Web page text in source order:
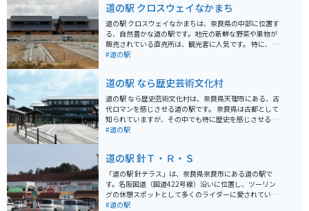
道の駅 クロスウェイなかまち
道の駅 クロスウェイなかまちは、奈良県の中部に位置す
る、自然豊かな道の駅です。地元の新鮮な野菜や果物が
販売されている直売所は、観光客に人気です。 特に、奈
良県産のブランドイチゴ「あすかルビー」や「古都華」
の駅周辺には、歴史的な寺院や美しい自然を楽しめるス
ポットが点在しているので、ツーリングの拠点としても
最適です。
#道の駅
道の駅 なら歴史芸術文化村
道の駅 なら歴史芸術文化村は、奈良県天理市にある、古
代ロマンを感じさせる道の駅です。 奈良県は古都として
知られていますが、その中でも特に歴史を感じさせる展
示やイベントが盛りだくさんです。 古代の衣装を着て写
材をふんだんに使った料理を味わうことができます。 お
土産には、奈良県の名産品である奈良漬けや、柿の葉寿
司などがおすすめです。 バイクで訪れる際は、広々とし
た駐車場があるので安心です。 道の駅 なら歴史芸術文化
村は、歴史好きにはたまらないスポットです。 古代への
#道の駅
道の駅 針Ｔ・Ｒ・Ｓ
「道の駅 針テラス」は、奈良県奈良市にある道の駅で
す。名阪国道（国道422号線）沿いに位置し、ツーリン
グの休憩スポットとして多くのライダーに愛されていま
す。 施設内には、地元の特産品を販売するショップやレ
#道の駅